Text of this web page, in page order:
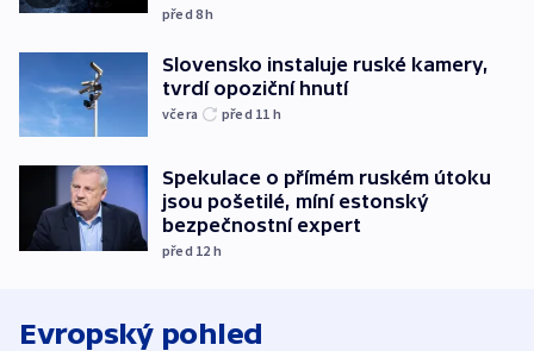
před 8h
Slovensko instaluje ruské kamery,
tvrdí opoziční hnutí
včera před 11 h
Spekulace o přímém ruském útoku
jsou pošetilé, míní estonský
bezpečnostní expert
před 12 h
Evropský pohled